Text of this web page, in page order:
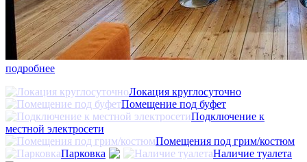
подробнее
Локация круглосуточно
Помещение под буфет
Подключение к
местной электросети
Помещения под грим/костюм
Парковка
Наличие туалета